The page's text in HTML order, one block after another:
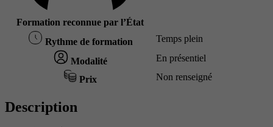
Formation reconnue par l’État
Rythme de formation Temps plein
Modalité En présentiel
Prix Non renseigné
Description